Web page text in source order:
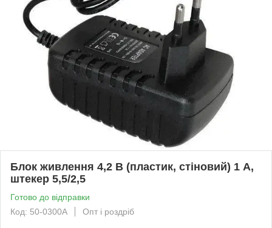
Блок живлення 4,2 В (пластик, стіновий) 1 А,
штекер 5,5/2,5
Готово до відправки
Код: 50-0300А
Опт і роздріб